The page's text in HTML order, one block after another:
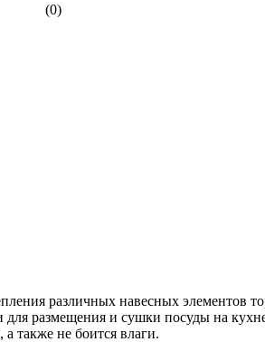
(0)
различных навесных элементов
для размещения и сушки посуды на
также не боится влаги.